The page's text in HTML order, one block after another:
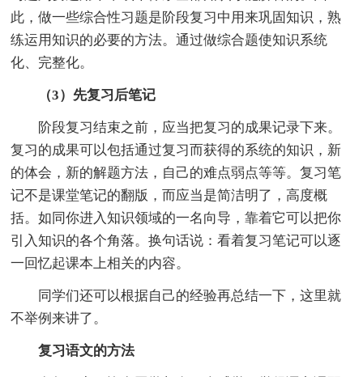
此，做一些综合性习题是阶段复习中用来巩固知识，熟
练运用知识的必要的方法。通过做综合题使知识系统
化、完整化。
（3）先复习后笔记
阶段复习结束之前，应当把复习的成果记录下来。
复习的成果可以包括通过复习而获得的系统的知识，新
的体会，新的解题方法，自己的难点弱点等等。复习笔
记不是课堂笔记的翻版，而应当是简洁明了，高度概
括。如同你进入知识领域的一名向导，靠着它可以把你
引入知识的各个角落。换句话说：看着复习笔记可以逐
一回忆起课本上相关的内容。
同学们还可以根据自己的经验再总结一下，这里就
不举例来讲了。
复习语文的方法